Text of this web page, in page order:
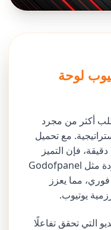
لوحة
يوتيوب في عام 2025 يتطلب أكثر من مجرد
مع تحميل
كل دقيقة، فإن التميز
يمثل تحديًا. لوحة SMM عالية الجودة مثل Godofpanel
مما يعزز
يوتيوب.
التي تحقق تفاعلًا